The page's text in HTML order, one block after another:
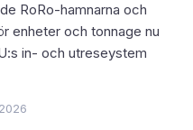
RoRo-hamnarna och
enheter och tonnage nu
in- och utreseystem